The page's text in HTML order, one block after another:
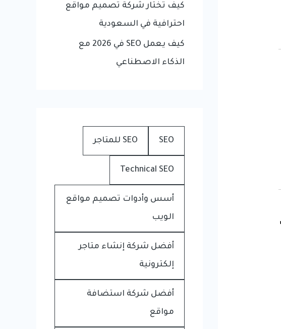
كيف تختار شركة تصميم مواقع
احترافية في السعودية
كيف يعمل SEO في 2026 مع
الذكاء الاصطناعي
SEO SEO للمتاجر
Technical SEO
أسس وأدوات تصميم مواقع
الويب
أفضل شركة إنشاء متاجر
إلكترونية
أفضل شركة استضافة
مواقع